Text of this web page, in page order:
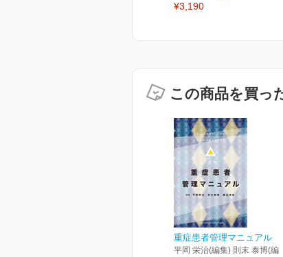
¥3,190
この商品を買っ
重症患者管理マニュアル
平岡 栄治(編集) 則末 泰博(編